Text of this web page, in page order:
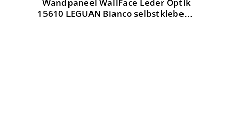
Wandpaneel WallFace Leder Optik
15610 LEGUAN Bianco selbstklebend